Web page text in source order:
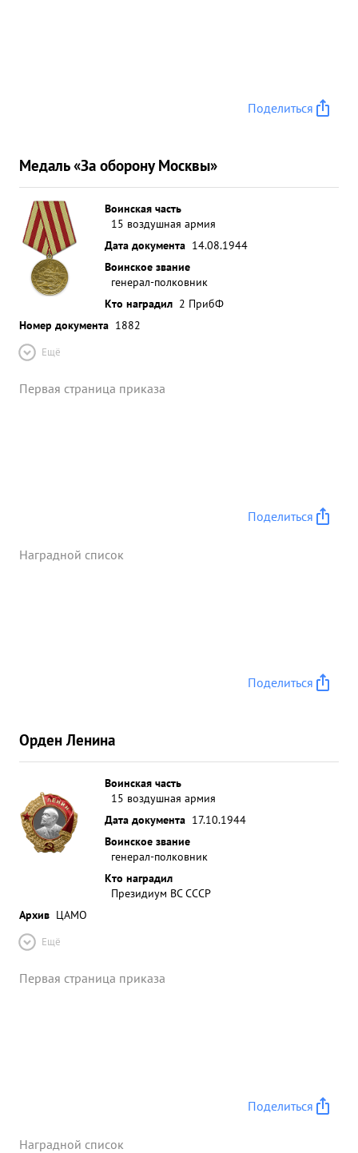
Поделиться
Медаль «За оборону Москвы»
Воинская часть
15 воздушная армия
Дата документа 14.08.1944
Воинское звание
генерал-полковник
Кто наградил 2 ПрибФ
Номер документа 1882
Ещё
Первая страница приказа
Поделиться
Наградной список
Поделиться
Орден Ленина
Воинская часть
15 воздушная армия
Дата документа 17.10.1944
Воинское звание
генерал-полковник
Кто наградил
Президиум ВС СССР
Архив ЦАМО
Ещё
Первая страница приказа
Поделиться
Наградной список